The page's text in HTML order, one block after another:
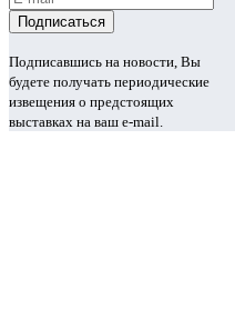
Подписавшись на новости, Вы
будете получать периодические
извещения о предстоящих
выставках на ваш e-mail.